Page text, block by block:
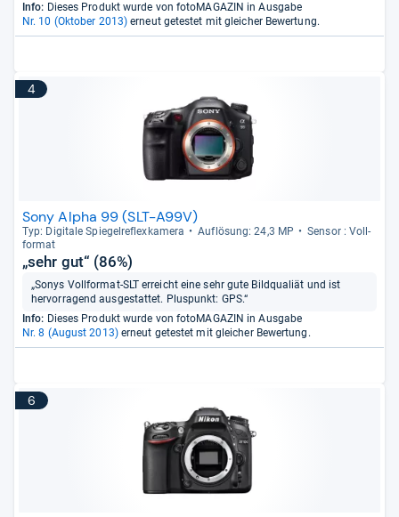
Info: Dieses Produkt wurde von fotoMAGAZIN in Ausgabe
Nr. 10 (Oktober 2013) erneut getestet mit gleicher Bewertung.
4
Sony Alpha 99 (SLT-A99V)
Typ: Digi­tale Spie­gel­re­flex­ka­mera Auf­lö­sung: 24,3 MP
Sen­sor : Voll­
for­mat
„sehr gut“ (86%)
„Sonys Vollformat-SLT erreicht eine sehr gute Bildqualiät und ist
hervorragend ausgestattet. Pluspunkt: GPS.“
Info: Dieses Produkt wurde von fotoMAGAZIN in Ausgabe
Nr. 8 (August 2013)erneut getestet mit gleicher Bewertung.
6